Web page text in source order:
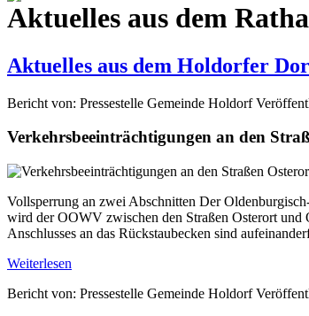
Aktuelles aus dem
Aktuelles aus dem Holdorfer
Bericht von: Pressestelle Gemeinde Holdorf
Verkehrsbeeinträchtigungen an den
Vollsperrung an zwei Abschnitten Der
wird der OOWV zwischen den Straßen Osterort und
Anschlusses an das Rückstaubecken sind
Weiterlesen
Bericht von: Pressestelle Gemeinde Holdorf